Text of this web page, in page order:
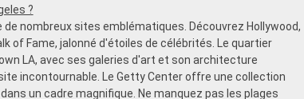
?
nombreux sites emblématiques. Découvrez Hollywood,
of Fame, jalonné d'étoiles de célébrités. Le quartier
LA, avec ses galeries d'art et son architecture
incontournable. Le Getty Center offre une collection
un cadre magnifique. Ne manquez pas les plages